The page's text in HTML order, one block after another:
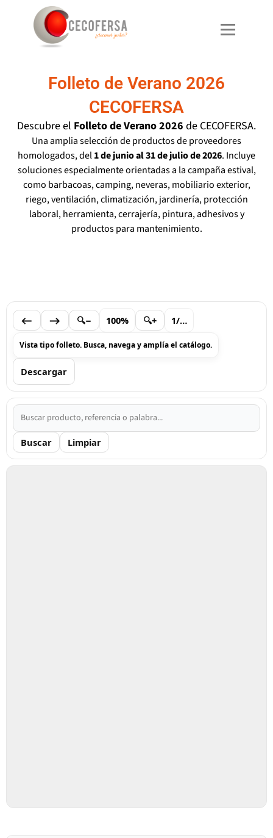
contenido
Folleto de Verano 2026
CECOFERSA
Descubre el Folleto de Verano 2026 de CECOFERSA.
Una amplia selección de productos de proveedores
homologados, del1 de junio al 31 de julio de 2026. Incluye
soluciones especialmente orientadas a la campaña estival,
como barbacoas, camping, neveras, mobiliario exterior,
riego, ventilación, climatización, jardinería, protección
laboral, herramienta, cerrajería, pintura, adhesivos y
productos para mantenimiento.
⟵ ⟶ 🔍− 100% 🔍+ 1/…
Vista tipo folleto. Busca, navega y amplía el catálogo.
Descargar
Buscar Limpiar